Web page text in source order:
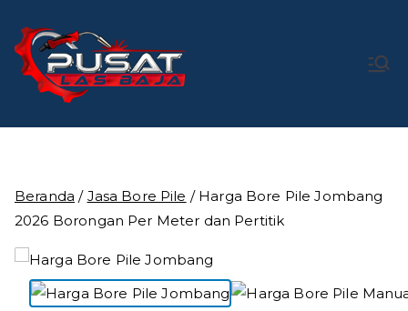
konten
Baja
Pusat Bengkel Las Profesional di Indonesia
Beranda / Jasa Bore Pile / Harga Bore Pile Jombang
2026 Borongan Per Meter dan Pertitik